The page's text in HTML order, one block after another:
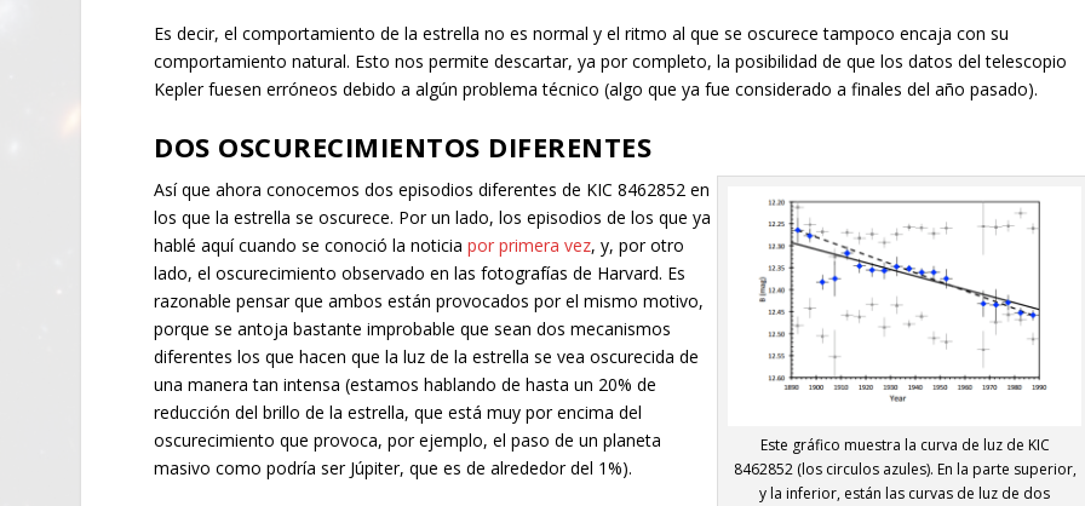
Es decir, el comportamiento de la estrella no es normal y el ritmo al que se oscurece tampoco encaja con su
comportamiento natural. Esto nos permite descartar, ya por completo, la posibilidad de que los datos del telescopio
Kepler fuesen erróneos debido a algún problema técnico (algo que ya fue considerado a finales del año pasado).
DOS OSCURECIMIENTOS DIFERENTES
Este gráfico muestra la curva de luz de KIC
8462852 (los circulos azules). En la parte superior,
y la inferior, están las curvas de luz de dos
Así que ahora conocemos dos episodios diferentes de KIC 8462852 en
los que la estrella se oscurece. Por un lado, los episodios de los que ya
hablé aquí cuando se conoció la noticiapor primera vez, y, por otro
lado, el oscurecimiento observado en las fotografías de Harvard. Es
razonable pensar que ambos están provocados por el mismo motivo,
porque se antoja bastante improbable que sean dos mecanismos
diferentes los que hacen que la luz de la estrella se vea oscurecida de
una manera tan intensa (estamos hablando de hasta un 20% de
reducción del brillo de la estrella, que está muy por encima del
oscurecimiento que provoca, por ejemplo, el paso de un planeta
masivo como podría ser Júpiter, que es de alrededor del 1%).